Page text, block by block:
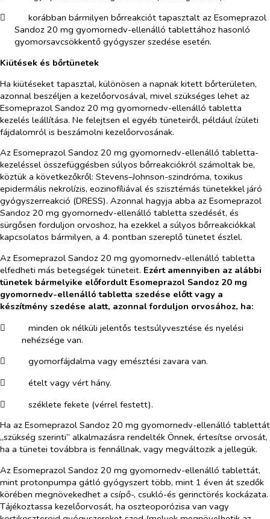
​
korábban bármilyen bőrreakciót tapasztalt az Esomeprazol
Sandoz 20 mg gyomornedv-ellenálló tablettához hasonló
gyomorsavcsökkentő gyógyszer szedése esetén.
Kiütések és bőrtünetek
Ha kiütéseket tapasztal, különösen a napnak kitett bőrterületen,
azonnal beszéljen a kezelőorvosával, mivel szükséges lehet az
Esomeprazol Sandoz 20 mg gyomornedv-ellenálló tabletta
kezelés leállítása. Ne felejtsen el egyéb tüneteiről, például ízületi
fájdalomról is beszámolni kezelőorvosának.
Az Esomeprazol Sandoz 20 mg gyomornedv-ellenálló tabletta-
kezeléssel összefüggésben súlyos bőrreakciókról számoltak be,
köztük a következőkről: Stevens–Johnson-szindróma, toxikus
epidermális nekrolízis, eozinofíliával és szisztémás tünetekkel járó
gyógyszerreakció (DRESS). Azonnal hagyja abba az Esomeprazol
Sandoz 20 mg gyomornedv-ellenálló tabletta szedését, és
sürgősen forduljon orvoshoz, ha ezekkel a súlyos bőrreakciókkal
kapcsolatos bármilyen, a 4. pontban szereplő tünetet észlel.
Az Esomeprazol Sandoz 20 mg gyomornedv-ellenálló tabletta
elfedheti más betegségek tüneteit. Ezért amennyiben az alábbi
tünetek bármelyike előfordult Esomeprazol Sandoz 20 mg
gyomornedv-ellenálló tabletta szedése előtt vagy a
készítmény szedése alatt, azonnal forduljon orvosához, ha:
​
minden ok nélküli jelentős testsúlyvesztése és nyelési
nehézsége van.
​
gyomorfájdalma vagy emésztési zavara van.
​
ételt vagy vért hány.
​
széklete fekete (vérrel festett).
Ha az Esomeprazol Sandoz 20 mg gyomornedv-ellenálló tablettát
„szükség szerinti” alkalmazásra rendelték Önnek, értesítse orvosát,
ha a tünetei továbbra is fennállnak, vagy megváltozik a jellegük.
Az Esomeprazol Sandoz 20 mg gyomornedv-ellenálló tablettát,
mint protonpumpa gátló gyógyszert több, mint 1 éven át szedők
körében megnövekedhet a csípő-, csukló-és gerinctörés kockázata.
Tájékoztassa kezelőorvosát, ha oszteoporózisa van vagy